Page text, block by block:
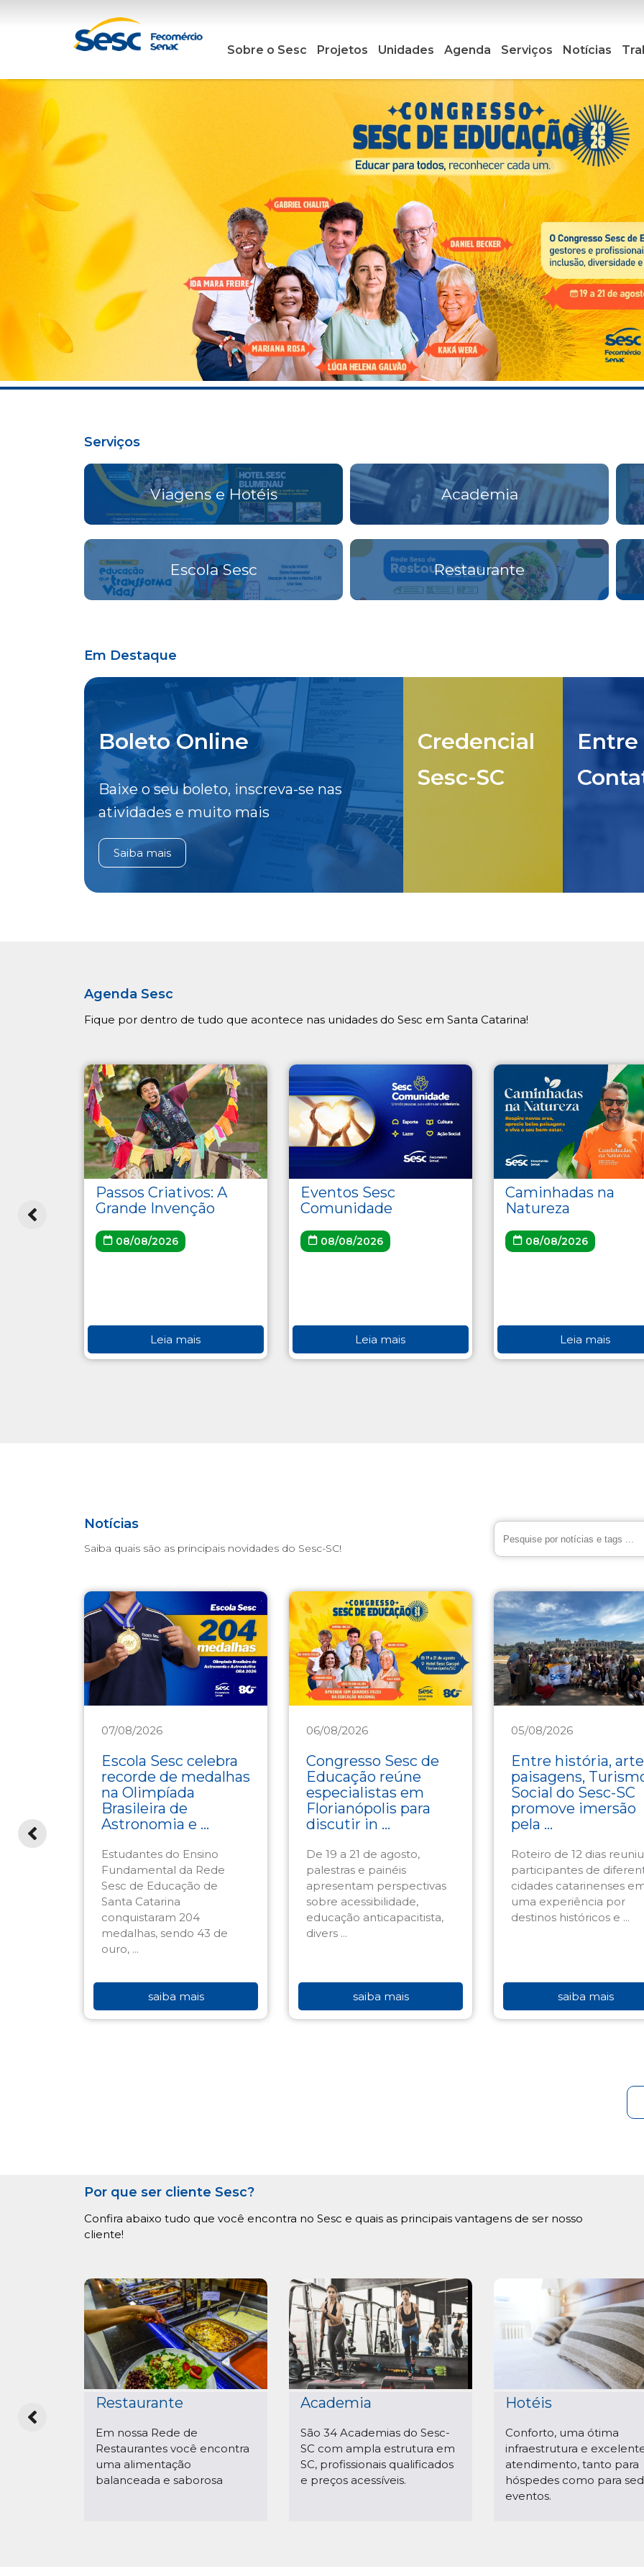
Sobre o Sesc Projetos Unidades Agenda Serviços Notícias
Serviços
Viagens e Hotéis Academia
Escola Sesc Restaurante
Em Destaque
Boleto Online
Baixe o seu boleto, inscreva-se nas
atividades e muito mais
Saiba mais
Credencial
Sesc-SC
Entre
Agenda Sesc
Fique por dentro de tudo que acontece nas unidades do Sesc em Santa Catarina!
Passos Criativos: A
Grande Invenção
08/08/2026
Leia mais
Eventos Sesc
Comunidade
08/08/2026
Leia mais
Caminhadas na
Natureza
08/08/2026
Leia mais
Notícias
Saiba quais são as principais novidades do Sesc-SC!
Educação
07/08/2026
Escola Sesc celebra
recorde de medalhas
na Olimpíada
Brasileira de
Astronomia e ...
Estudantes do Ensino
Fundamental da Rede
Sesc de Educação de
Santa Catarina
conquistaram 204
medalhas, sendo 43 de
ouro, ...
saiba mais
Educação
06/08/2026
Congresso Sesc de
Educação reúne
especialistas em
Florianópolis para
discutir in ...
De 19 a 21 de agosto,
palestras e painéis
apresentam perspectivas
sobre acessibilidade,
educação anticapacitista,
divers ...
saiba mais
Turismo
05/08/2026
Entre história,
paisagens,
Social do Sesc-SC
promove imersão
pela ...
Roteiro de 12 dias reuniu
participantes de
cidades catarinenses
uma experiência por
destinos históricos e ...
saiba mais
Por que ser cliente Sesc?
Confira abaixo tudo que você encontra no Sesc e quais as principais vantagens de ser nosso
cliente!
Restaurante
Em nossa Rede de
Restaurantes você encontra
uma alimentação
balanceada e saborosa
Academia
São 34 Academias do Sesc-
SC com ampla estrutura em
SC, profissionais qualificados
e preços acessíveis.
Hotéis
Conforto, uma ótima
infraestrutura e
atendimento, tanto para
hóspedes como para
eventos.